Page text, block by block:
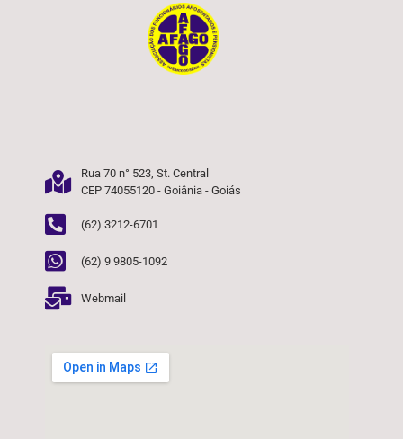
Rua 70 n° 523, St. Central
CEP 74055120 - Goiânia - Goiás
(62) 3212-6701
(62) 9 9805-1092
Webmail